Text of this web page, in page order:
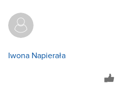
Iwona Napierała